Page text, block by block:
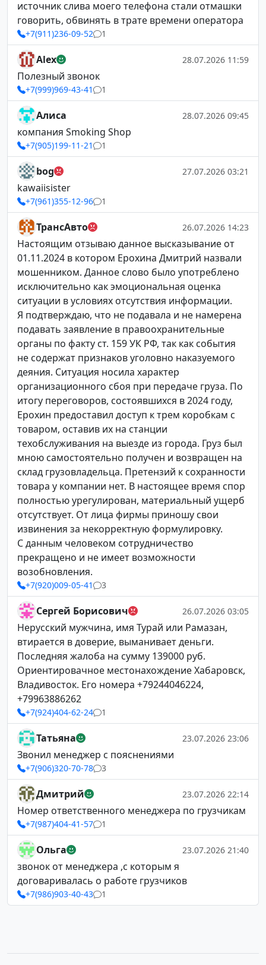
источник слива моего телефона стали отмашки
говорить, обвинять в трате времени оператора
+7(911)236-09-52 1
Alex 28.07.2026 11:59
Полезный звонок
+7(999)969-43-41 1
Алиса 28.07.2026 09:45
компания Smoking Shop
+7(905)199-11-21 1
bog 27.07.2026 03:21
kawaiisister
+7(961)355-12-96 1
ТрансАвто 26.07.2026 14:23
Настоящим отзываю данное высказывание от
01.11.2024 в котором Ерохина Дмитрий назвали
мошенником. Данное слово было употреблено
исключительно как эмоциональная оценка
ситуации в условиях отсутствия информации.
Я подтверждаю, что не подавала и не намерена
подавать заявление в правоохранительные
органы по факту ст. 159 УК РФ, так как события
не содержат признаков уголовно наказуемого
деяния. Ситуация носила характер
организационного сбоя при передаче груза. По
итогу переговоров, состоявшихся в 2024 году,
Ерохин предоставил доступ к трем коробкам с
товаром, оставив их на станции
техобслуживания на выезде из города. Груз был
мною самостоятельно получен и возвращен на
склад грузовладельца. Претензий к сохранности
товара у компании нет. В настоящее время спор
полностью урегулирован, материальный ущерб
отсутствует. От лица фирмы приношу свои
извинения за некорректную формулировку.
С данным человеком сотрудничество
прекращено и не имеет возможности
возобновления.
+7(920)009-05-41 3
Сергей Борисович 26.07.2026 03:05
Нерусский мужчина, имя Турай или Рамазан,
втирается в доверие, выманивает деньги.
Последняя жалоба на сумму 139000 руб.
Ориентировачное местонахождение Хабаровск,
Владивосток. Его номера +79244046224,
+79963886262
+7(924)404-62-24 1
Татьяна 23.07.2026 23:06
Звонил менеджер с пояснениями
+7(906)320-70-78 3
Дмитрий 23.07.2026 22:14
Номер ответственного менеджера по грузчикам
+7(987)404-41-57 1
Ольга 23.07.2026 21:40
звонок от менеджера ,с которым я
договаривалась о работе грузчиков
+7(986)903-40-43 1